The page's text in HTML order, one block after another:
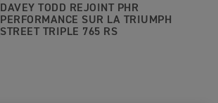
DAVEY TODD REJOINT PHR
PERFORMANCE SUR LA TRIUMPH
STREET TRIPLE 765 RS